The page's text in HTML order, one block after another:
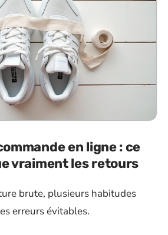
en ligne : ce
vraiment les retours
brute, plusieurs habitudes
erreurs évitables.